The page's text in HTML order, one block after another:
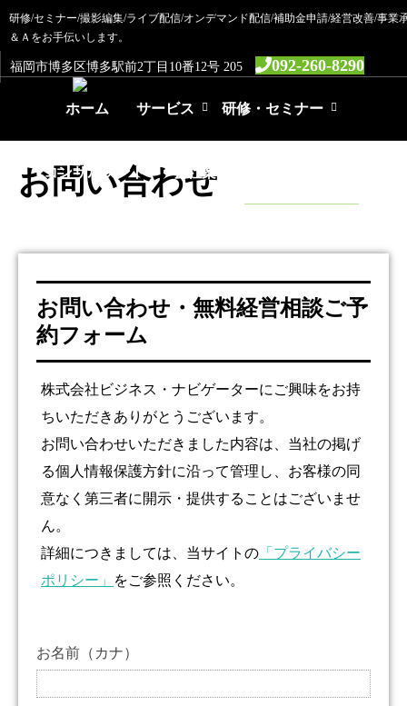
研修/セミナー/撮影編集/ライブ配信/オンデマンド配信/補助金申請/経営改善/事業
＆Ａをお手伝いします。
福岡市博多区博多駅前2丁目10番12号 205 092-260-8290
ホーム サービス 研修・セミナー
コンサルタント 会社案内
お問い合わせ
お問い合わせ・無料経営相談ご予
約フォーム
株式会社ビジネス・ナビゲーターにご興味をお持
ちいただきありがとうございます。
お問い合わせいただきました内容は、当社の掲げ
る個人情報保護方針に沿って管理し、お客様の同
意なく第三者に開示・提供することはございませ
ん。
詳細につきましては、当サイトの 「プライバシー
ポリシー」
をご参照ください。
お名前（カナ）